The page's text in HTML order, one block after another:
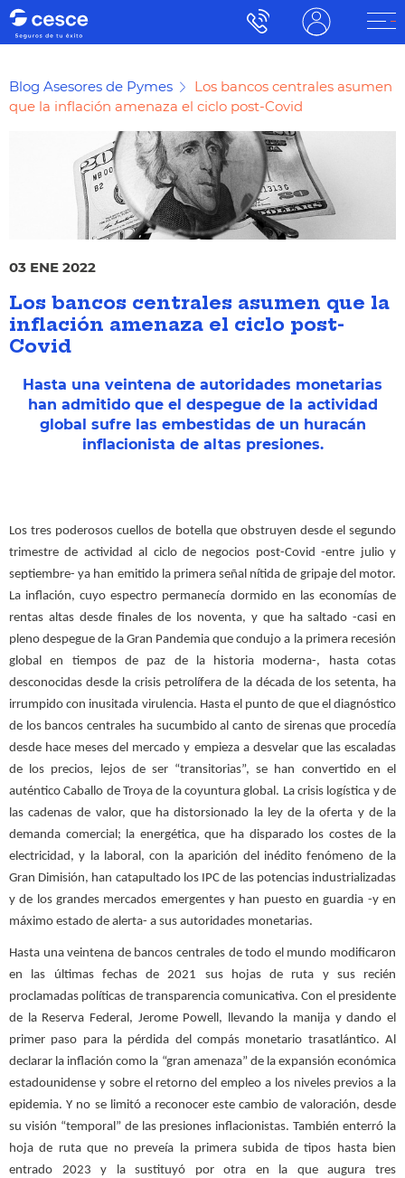
Blog Asesores de Pymes
Los bancos centrales asumen
que la inflación amenaza el ciclo post-Covid
03 ENE 2022
Los bancos centrales asumen que la
inflación amenaza el ciclo post-
Covid
Hasta una veintena de autoridades monetarias
han admitido que el despegue de la actividad
global sufre las embestidas de un huracán
inflacionista de altas presiones.
Los tres poderosos cuellos de botella que obstruyen desde el segundo
trimestre de actividad al ciclo de negocios post-Covid -entre julio y
septiembre- ya han emitido la primera señal nítida de gripaje del motor.
La inflación, cuyo espectro permanecía dormido en las economías de
rentas altas desde finales de los noventa, y que ha saltado -casi en
pleno despegue de la Gran Pandemia que condujo a la primera recesión
global en tiempos de paz de la historia moderna-, hasta cotas
desconocidas desde la crisis petrolífera de la década de los setenta, ha
irrumpido con inusitada virulencia. Hasta el punto de que el diagnóstico
de los bancos centrales ha sucumbido al canto de sirenas que procedía
desde hace meses del mercado y empieza a desvelar que las escaladas
de los precios, lejos de ser “transitorias”, se han convertido en el
auténtico Caballo de Troya de la coyuntura global. La crisis logística y de
las cadenas de valor, que ha distorsionado la ley de la oferta y de la
demanda comercial; la energética, que ha disparado los costes de la
electricidad, y la laboral, con la aparición del inédito fenómeno de la
Gran Dimisión, han catapultado los IPC de las potencias industrializadas
y de los grandes mercados emergentes y han puesto en guardia -y en
máximo estado de alerta- a sus autoridades monetarias.
Hasta una veintena de bancos centrales de todo el mundo modificaron
en las últimas fechas de 2021 sus hojas de ruta y sus recién
proclamadas políticas de transparencia comunicativa. Con el presidente
de la Reserva Federal, Jerome Powell, llevando la manija y dando el
primer paso para la pérdida del compás monetario trasatlántico. Al
declarar la inflación como la “gran amenaza” de la expansión económica
estadounidense y sobre el retorno del empleo a los niveles previos a la
epidemia. Y no se limitó a reconocer este cambio de valoración, desde
su visión “temporal” de las presiones inflacionistas. También enterró la
hoja de ruta que no preveía la primera subida de tipos hasta bien
entrado 2023 y la sustituyó por otra en la que augura tres